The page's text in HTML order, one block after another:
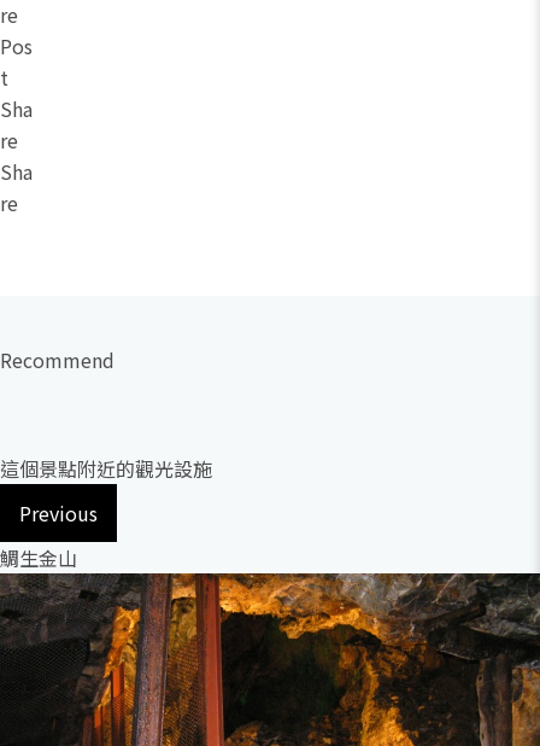
re
Pos
t
Sha
re
Sha
re
Recommend
這個景點附近的觀光設施
Previous
鯛生金山